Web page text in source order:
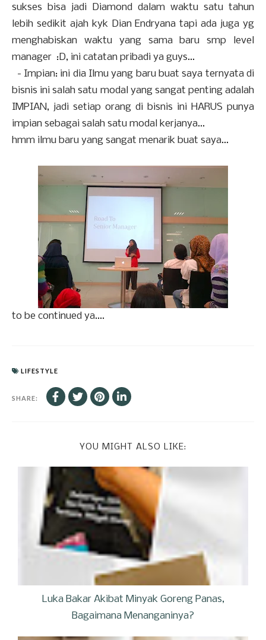
sukses bisa jadi Diamond dalam waktu satu tahun
lebih sedikit ajah kyk Dian Endryana tapi ada juga yg
menghabiskan waktu yang sama baru smp level
manager :D, ini catatan pribadi ya guys...
- Impian: ini dia Ilmu yang baru buat saya ternyata di
bisnis ini salah satu modal yang sangat penting adalah
IMPIAN, jadi setiap orang di bisnis ini HARUS punya
impian sebagai salah satu modal kerjanya...
hmm ilmu baru yang sangat menarik buat saya...
to be continued ya....
LIFESTYLE
SHARE:
YOU MIGHT ALSO LIKE:
Luka Bakar Akibat Minyak Goreng Panas,
Bagaimana Menanganinya?